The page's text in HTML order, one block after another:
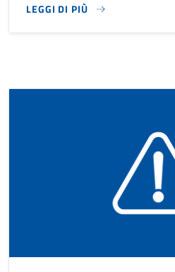
LEGGI DI PIÙ
SCHIUMA PARTY CON DJ SET!